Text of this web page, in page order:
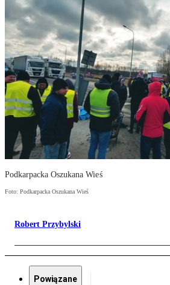
Podkarpacka Oszukana Wieś
Foto: Podkarpacka Oszukana Wieś
Robert Przybylski
Powiązane